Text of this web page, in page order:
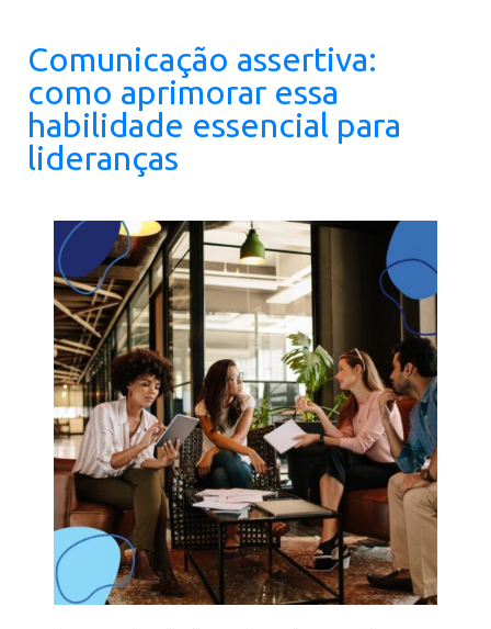
Comunicação assertiva:
como aprimorar essa
habilidade essencial para
lideranças